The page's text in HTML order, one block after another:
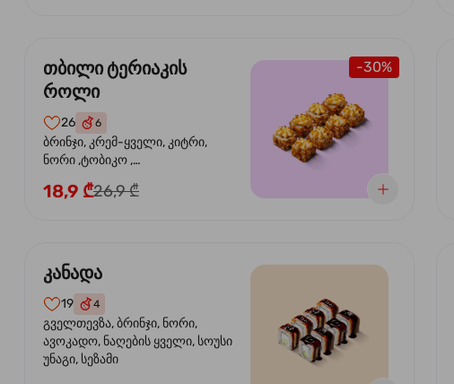
-30%
თბილი ტერიაკის
როლი
26 6
ბრინჯი, კრემ-ყველი, კიტრი,
ნორი ,ტობიკო ,
სეზამი, ტერიაკის სოუსი
18,9 ₾26,9 ₾
კანადა
19 4
გველთევზა, ბრინჯი, ნორი,
ავოკადო, ნაღების ყველი, სოუსი
უნაგი, სეზამი